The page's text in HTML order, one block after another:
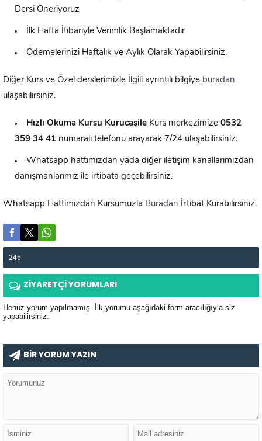
Dersi Öneriyoruz
İlk Hafta İtibariyle Verimlik Başlamaktadır
Ödemelerinizi Haftalık ve Aylık Olarak Yapabilirsiniz.
Diğer Kurs ve Özel derslerimizle İlgili ayrıntılı bilgiye buradan
ulaşabilirsiniz.
Hızlı Okuma Kursu Kurucaşile Kurs merkezimize 0532
359 34 41 numaralı telefonu arayarak 7/24 ulaşabilirsiniz.
Whatsapp hattımızdan yada diğer iletişim kanallarımızdan
danışmanlarımız ile irtibata geçebilirsiniz.
Whatsapp Hattımızdan Kursumuzla Buradan İrtibat Kurabilirsiniz.
245
ZİYARETÇİ YORUMLARI
Henüz yorum yapılmamış. İlk yorumu aşağıdaki form aracılığıyla siz
yapabilirsiniz.
BİR YORUM YAZIN